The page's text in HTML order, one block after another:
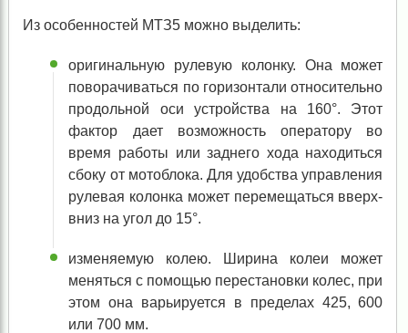
Из особенностей МТЗ5 можно выделить:
оригинальную рулевую колонку. Она может
поворачиваться по горизонтали относительно
продольной оси устройства на 160°. Этот
фактор дает возможность оператору во
время работы или заднего хода находиться
сбоку от мотоблока. Для удобства управления
рулевая колонка может перемещаться вверх-
вниз на угол до 15°.
изменяемую колею. Ширина колеи может
меняться с помощью перестановки колес, при
этом она варьируется в пределах 425, 600
или 700 мм.